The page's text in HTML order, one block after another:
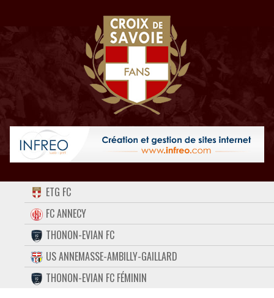
ACCUEIL
FORUM
CONTACT
FACEBOOK
TWITTER
ETG FC
FC ANNECY
THONON-EVIAN FC
US ANNEMASSE-AMBILLY-GAILLARD
THONON-EVIAN FC FÉMININ